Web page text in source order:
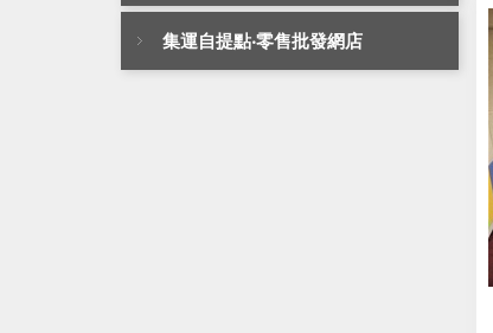
集運自提點‧零售批發網店